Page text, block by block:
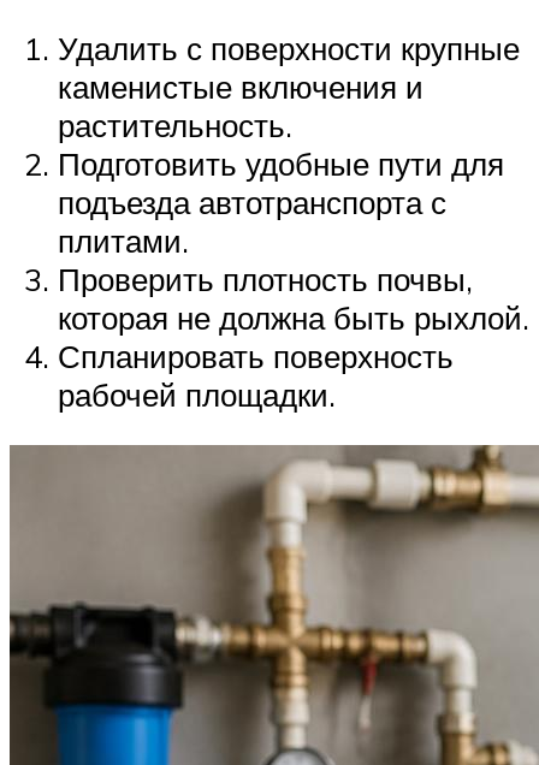
Удалить с поверхности крупные
каменистые включения и
растительность.
Подготовить удобные пути для
подъезда автотранспорта с
плитами.
Проверить плотность почвы,
которая не должна быть рыхлой.
Спланировать поверхность
рабочей площадки.